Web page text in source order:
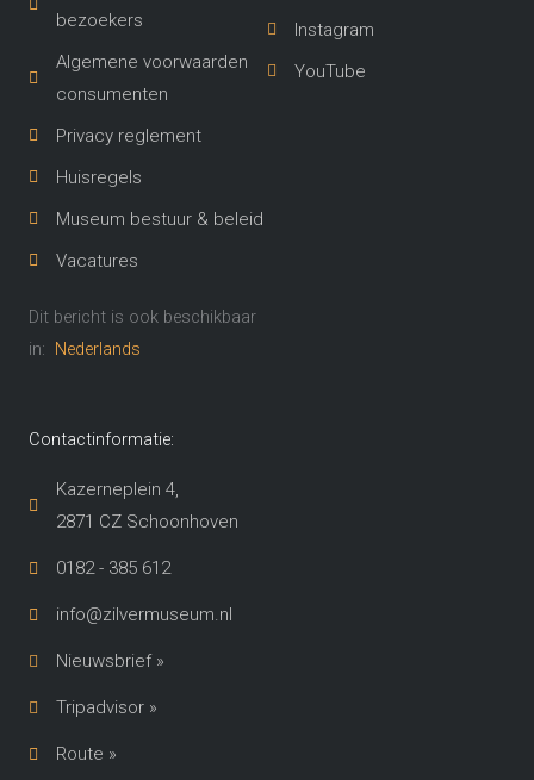
bezoekers
Algemene voorwaarden
consumenten
Privacy reglement
Huisregels
Museum bestuur & beleid
Vacatures
Dit bericht is ook beschikbaar
in: Nederlands
Instagram
YouTube
Contactinformatie:
Kazerneplein 4,
2871 CZ Schoonhoven​
0182 - 385 612
info@zilvermuseum.nl
Nieuwsbrief »
Tripadvisor »
Route »